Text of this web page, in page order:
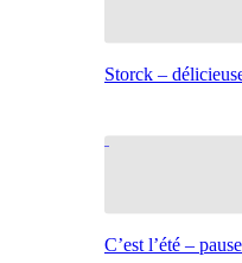
Storck –
C’est l’été –